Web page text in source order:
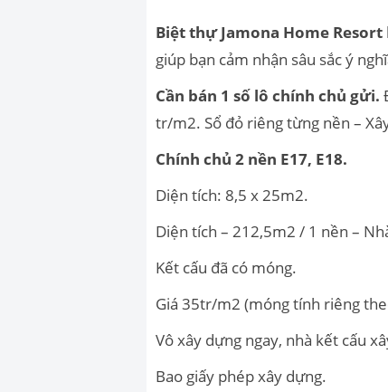
Biệt thự Jamona Home Resort
giúp bạn cảm nhận sâu sắc ý
Cần bán 1 số lô chính chủ gửi.
tr/m2. Sổ đỏ riêng từng nền –
Chính chủ 2 nền E17, E18.
Diện tích: 8,5 x 25m2.
Diện tích – 212,5m2 / 1 nền –
Kết cấu đã có móng.
Giá 35tr/m2 (móng tính riêng
Vô xây dựng ngay, nhà kết cấu
Bao giấy phép xây dựng.